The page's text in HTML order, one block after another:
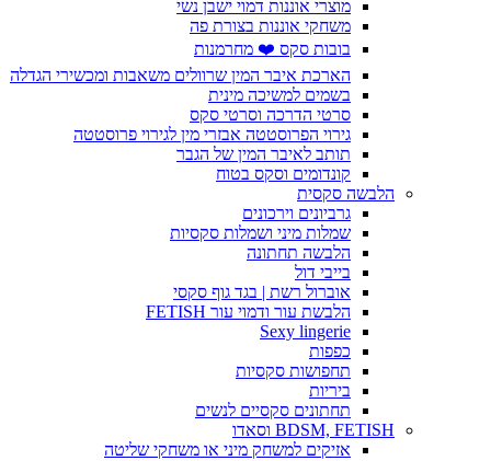
מוצרי אוננות דמוי ישבן נשי
משחקי אוננות בצורת פה
בובות סקס ❤️ מחרמנות
הארכת איבר המין שרוולים משאבות ומכשירי הגדלה
בשמים למשיכה מינית
סרטי הדרכה וסרטי סקס
גירוי הפרוסטטה אבזרי מין לגירוי פרוסטטה
תותב לאיבר המין של הגבר
קונדומים וסקס בטוח
הלבשה סקסית
גרביונים וירכונים
שמלות מיני ושמלות סקסיות
הלבשה תחתונה
בייבי דול
אוברול רשת | בגד גוף סקסי
הלבשת עור ודמוי עור FETISH
Sexy lingerie
כפפות
תחפושות סקסיות
ביריות
תחתונים סקסיים לנשים
BDSM, FETISH וסאדו
אזיקים למשחק מיני או משחקי שליטה